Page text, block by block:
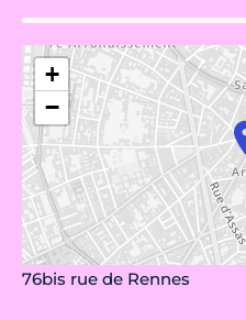
+
−
76bis rue de Rennes